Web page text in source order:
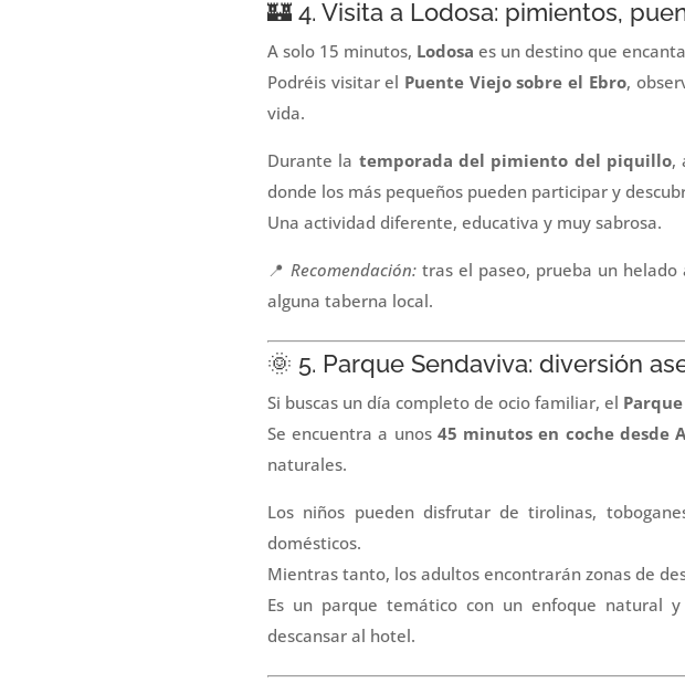
🏰 4. Visita a Lodosa: pimientos,
A solo 15 minutos, Lodosa es un destino que
Podréis visitar el Puente Viejo sobre el Ebro,
vida.
Durante la temporada del pimiento del piquillo,
donde los más pequeños pueden participar y
Una actividad diferente, educativa y muy sabrosa.
📍 Recomendación: tras el paseo, prueba un
alguna taberna local.
🌞 5. Parque Sendaviva: diversión
Si buscas un día completo de ocio familiar, el
Se encuentra a unos 45 minutos en coche desde
naturales.
Los niños pueden disfrutar de tirolinas,
domésticos.
Mientras tanto, los adultos encontrarán zonas de
Es un parque temático con un enfoque natural
descansar al hotel.